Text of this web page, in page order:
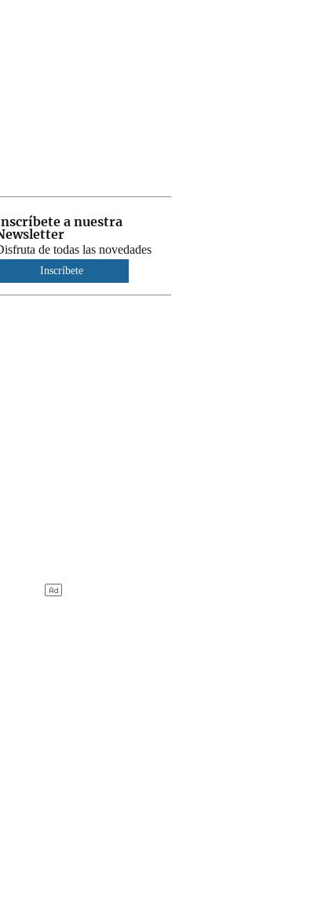
a nuestra
de todas las novedades
Inscríbete